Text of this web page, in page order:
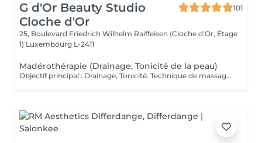
G d'Or Beauty Studio
Cloche d'Or
101
25, Boulevard Friedrich Wilhelm Raiffeisen (Cloche d'Or, Étage
1) Luxembourg L-2411
Madérothérapie (Drainage, Tonicité de la peau)
Objectif principal : Drainage, Tonicité. Technique de massage d'origine colombienne qui utilise des instruments en bois spécialement conçus pour remodeler le corps (anti-cellulite), stimuler la circulation sanguine et lymphatique et favoriser le drainage. Grâce à des mouvements ciblés et rythmés, ce soin agit en profondeur sur les tissus afin de relancer le système lymphatique et aider le corps à éliminer les toxines, tout en procurant une sensation de bien-être. Véritable alliée des silhouettes en quête de tonicité, la madérothérapie contribue à lisser l'aspect de la peau, à raffermir les zones ciblées et à redessiner progressivement les contours du corps. Dès les premières séances, la peau paraît plus ferme, le corps plus léger et visiblement revitalisé. Fréquence recommandée : Pour des résultats visibles et durables, une cure de 6 à 10 séances est conseillée, à raison de 1 à 2 séances par semaine selon les besoins et les objectifs. En entretien, une séance toutes les 2 à 3 semaines.